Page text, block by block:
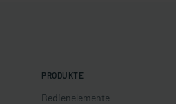
PRODUKTE
Bedienelemente